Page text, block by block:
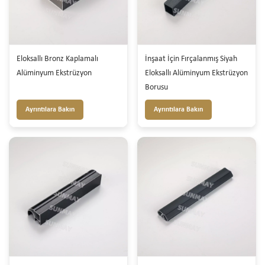
Eloksallı Bronz Kaplamalı
Alüminyum Ekstrüzyon
Ayrıntılara Bakın
İnşaat İçin Fırçalanmış Siyah
Eloksallı Alüminyum Ekstrüzyon
Borusu
Ayrıntılara Bakın